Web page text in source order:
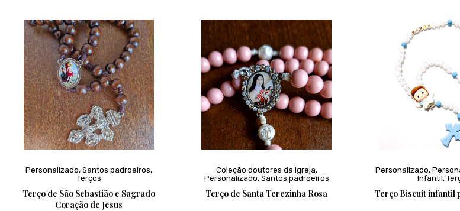
Personalizado, Santos padroeiros,
Terços
Terço de São Sebastião e Sagrado
Coração de Jesus
Coleção doutores da igreja,
Personalizado, Santos padroeiros
Terço de Santa Terezinha Rosa
Personalizado,
Infantil,
Terço Biscuit infantil